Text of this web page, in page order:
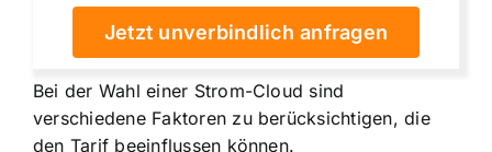
Jetzt unverbindlich anfragen
Bei der Wahl einer Strom-Cloud sind
verschiedene Faktoren zu berücksichtigen, die
den Tarif beeinflussen können.